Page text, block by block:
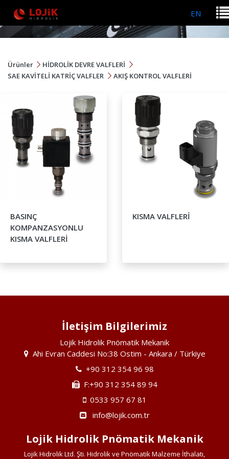
EN
Ürünler
HİDROLİK DEVRE VALFLERİ
SAE KAVİTELİ KATRİÇ VALFLER
AKIŞ KONTROL VALFLERİ
BASINÇ
KOMPANZASYONLU
KISMA VALFLERİ
KISMA VALFLERİ
İletişim Bilgilerimiz
Lojik Hidrolik Pnömatik Mekanik
Ahi Evran Caddesi No:38 Ostim - Ankara / Türkiye
+90 312 354 96 98
F:+90 312 354 89 94
0533 957 67 81
info@lojik.com.tr
Lojik Hidrolik Pnömatik Mekanik
Lojik Hidrolik Ltd. Şti. Hidrolik ve Pnömatik Malzeme İthalatı,